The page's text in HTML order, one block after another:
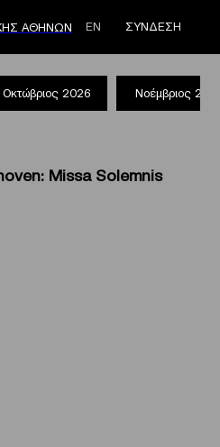
ΑΘΗΝΩΝ ΕΝ ΣΥΝΔΕΣΗ
Οκτώβριος 2026 Νοέμβριος
Missa Solemnis